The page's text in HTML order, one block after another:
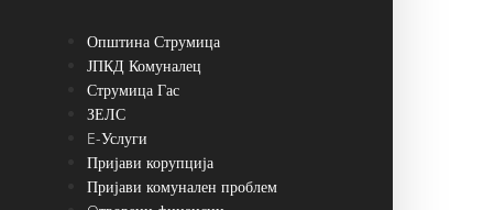
Општина Струмица
ЈПКД Комуналец
Струмица Гас
ЗЕЛС
E-Услуги
Пријави корупција
Пријави комунален проблем